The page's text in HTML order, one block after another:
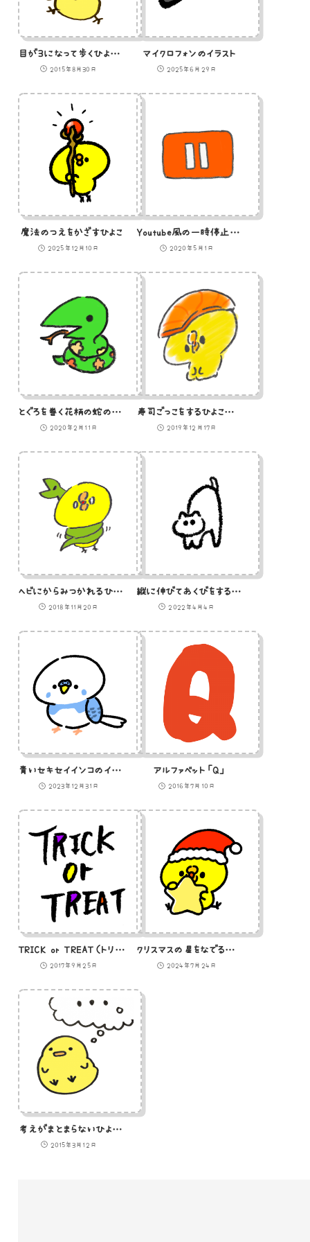
目が３になって歩くひよこのイラスト
2015年8月30日
マイクロフォンのイラスト
2025年6月29日
魔法のつえをかざすひよこ
2025年12月10日
Youtube風の一時停止ボタンのイラスト
2020年5月1日
とぐろを巻く花柄の蛇のイラスト
2020年2月11日
寿司ごっこをするひよこのイラスト
2019年12月17日
ヘビにからみつかれるひよこのイラスト
2018年11月20日
縦に伸びてあくびをする白猫のイラスト
2022年4月4日
青いセキセイインコのイラスト
2023年12月31日
アルファベット「Q」
2016年7月10日
TRICK or TREAT（トリックオアトリート）のイラスト
2017年9月25日
クリスマスの星をなでるひよこのイラスト
2024年7月24日
考えがまとまらないひよこのイラスト
2015年3月12日